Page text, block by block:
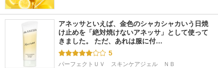
アネッサといえば、金色のシャカシャカいう日焼
け止めを「絶対焼けないアネッサ」として使って
きました。 ただ、あれは服に付…
5
パーフェクトＵＶ　スキンケアジェル　ＮＢ